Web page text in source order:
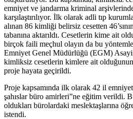
emniyet ve jandarma kriminal
karşılaştırılıyor. İlk olarak adli tıp
alınan 86 kimliği belirsiz cesetten
tabanına aktarıldı. Cesetlerin kime ait
birçok faili meçhul olayın da bu yöntemle
Emniyet Genel Müdürlüğü (EGM)
kimliksiz cesetlerin kimlere ait
proje hayata geçirildi.
Proje kapsamında ilk olarak 42 il
şahıslar büro amirleri”ne eğitim verildi.
oldukları bürolardaki meslektaşlarına
istendi.